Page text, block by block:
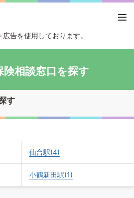
告を使用しております。
相談窓口を探す
す
仙台駅(4)
小鶴新田駅(1)